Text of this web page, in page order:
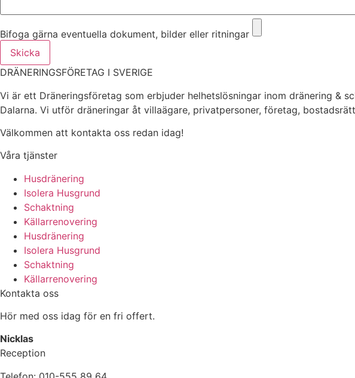
Bifoga gärna eventuella dokument, bilder eller ritningar
Skicka
DRÄNERINGSFÖRETAG I SVERIGE
Vi är ett Dräneringsföretag som erbjuder helhetslösningar inom dränering &
Dalarna. Vi utför dräneringar åt villaägare, privatpersoner, företag,
Välkommen att kontakta oss redan idag!
Våra tjänster
Husdränering
Isolera Husgrund
Schaktning
Källarrenovering
Husdränering
Isolera Husgrund
Schaktning
Källarrenovering
Kontakta oss
Hör med oss idag för en fri offert.
Nicklas
Reception